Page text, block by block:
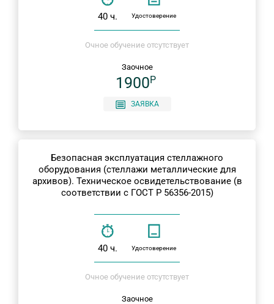
40 ч. Удостоверение
Очное обучение отсутствует
Заочное
1900P
ЗАЯВКА
Безопасная эксплуатация стеллажного
оборудования (стеллажи металлические для
архивов). Техническое освидетельствование (в
соответствии с ГОСТ Р 56356-2015)
40 ч. Удостоверение
Очное обучение отсутствует
Заочное